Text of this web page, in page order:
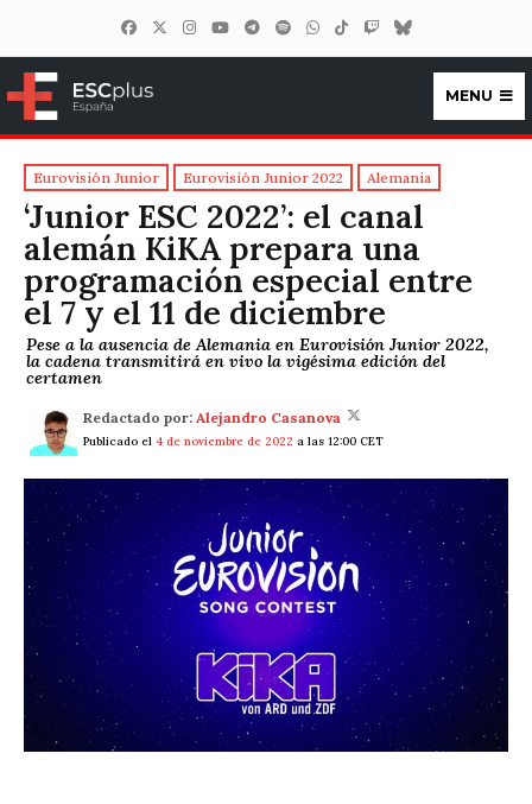
ESCplus España
MENU
Eurovisión Junior Eurovisión Junior 2022 Alemania
‘Junior ESC 2022’: el canal
alemán KiKA prepara una
programación especial entre
el 7 y el 11 de diciembre
Pese a la ausencia de Alemania en Eurovisión Junior 2022,
la cadena transmitirá en vivo la vigésima edición del
certamen
Redactado por: Alejandro Casanova
Publicado el 4 de noviembre de 2022 a las 12:00 CET